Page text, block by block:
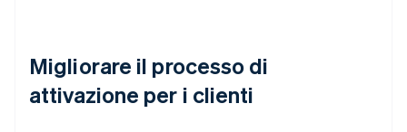
Migliorare il processo di
attivazione per i clienti